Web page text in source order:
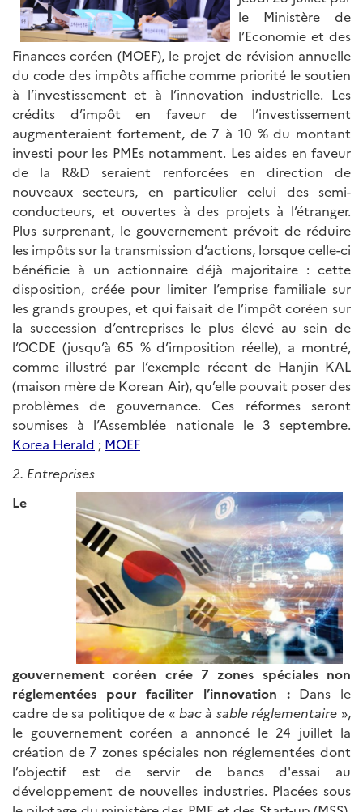
le Ministère de
l’Economie et des
Finances coréen (MOEF), le projet de révision annuelle
du code des impôts affiche comme priorité le soutien
à l’investissement et à l’innovation industrielle. Les
crédits d’impôt en faveur de l’investissement
augmenteraient fortement, de 7 à 10 % du montant
investi pour les PMEs notamment. Les aides en faveur
de la R&D seraient renforcées en direction de
nouveaux secteurs, en particulier celui des semi-
conducteurs, et ouvertes à des projets à l’étranger.
Plus surprenant, le gouvernement prévoit de réduire
les impôts sur la transmission d’actions, lorsque celle-ci
bénéficie à un actionnaire déjà majoritaire : cette
disposition, créée pour limiter l’emprise familiale sur
les grands groupes, et qui faisait de l’impôt coréen sur
la succession d’entreprises le plus élevé au sein de
l’OCDE (jusqu’à 65 % d’imposition réelle), a montré,
comme illustré par l’exemple récent de Hanjin KAL
(maison mère de Korean Air), qu’elle pouvait poser des
problèmes de gouvernance. Ces réformes seront
soumises à l’Assemblée nationale le 3 septembre.
Korea Herald ; MOEF
2. Entreprises
Le
gouvernement coréen crée 7 zones spéciales non
réglementées pour faciliter l’innovation : Dans le
cadre de sa politique de « bac à sable réglementaire »,
le gouvernement coréen a annoncé le 24 juillet la
création de 7 zones spéciales non réglementées dont
l’objectif est de servir de bancs d'essai au
développement de nouvelles industries. Placées sous